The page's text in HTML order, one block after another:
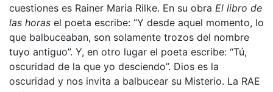
cuestiones es Rainer Maria Rilke. En su obra El libro de
las horas el poeta escribe: “Y desde aquel momento, lo
que balbuceaban, son solamente trozos del nombre
tuyo antiguo”. Y, en otro lugar el poeta escribe: “Tú,
oscuridad de la que yo desciendo”. Dios es la
oscuridad y nos invita a balbucear su Misterio. La RAE